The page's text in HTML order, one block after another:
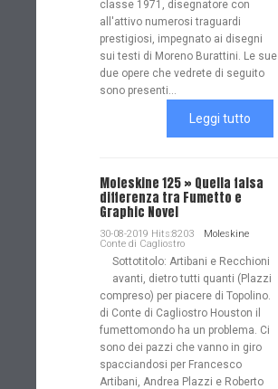
classe 1971, disegnatore con
all'attivo numerosi traguardi
prestigiosi, impegnato ai disegni
sui testi di Moreno Burattini. Le sue
due opere che vedrete di seguito
sono presenti...
Leggi tutto
Moleskine 125 » Quella falsa
differenza tra Fumetto e
Graphic Novel
30-08-2019 Hits:8203
Moleskine
Conte di Cagliostro
Sottotitolo: Artibani e Recchioni
avanti, dietro tutti quanti (Plazzi
compreso) per piacere di Topolino.
di Conte di Cagliostro Houston il
fumettomondo ha un problema. Ci
sono dei pazzi che vanno in giro
spacciandosi per Francesco
Artibani, Andrea Plazzi e Roberto